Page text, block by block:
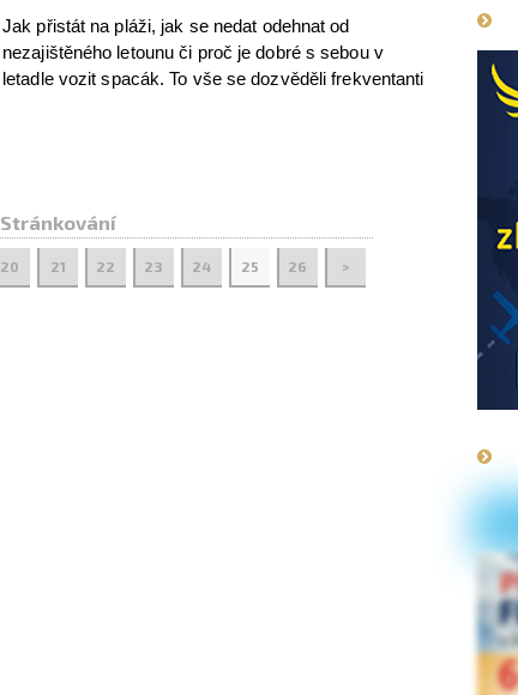
Jak přistát na pláži, jak se nedat odehnat od
nezajištěného letounu či proč je dobré s sebou v
letadle vozit spacák. To vše se dozvěděli frekventanti
Stránkování
20 21 22 23 24 25 26 >